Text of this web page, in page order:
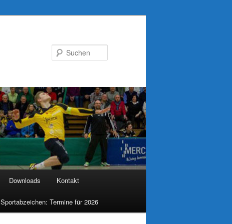
Downloads Kontakt
Sportabzeichen: Termine für 2026